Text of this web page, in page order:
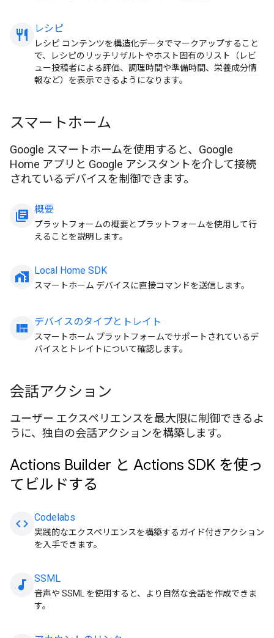
restaurant_meal
レシピ
レシピ コンテンツを構造化データでマークアップすること
で、レシピのリッチリザルトやホスト固有のリスト（レビ
ュー投稿者による評価、調理時間や準備時間、栄養成分情
報など）を表示できるようになります。
スマートホーム
Google スマートホームを使用すると、Google
Home アプリと Google アシスタントを介して接続
されているデバイスを制御できます。
library_books 概要
プラットフォームの概要とプラットフォームを使用して行
えることを説明します。
home_work Local Home SDK
スマートホーム デバイスに直接コマンドを送信します。
view_quilt デバイスのタイプとトレイト
スマートホーム プラットフォームでサポートされているデ
バイスとトレイトについて確認します。
会話アクション
ユーザー エクスペリエンスを最大限に制御できるよ
うに、独自の会話アクションを構築します。
Actions Builder と Actions SDK を使っ
てビルドする
code Codelabs
実践的なエクスペリエンスを構築するガイド付きアクション
を入手できます。
audiotrack SSML
音声や SSML を使用すると、より自然な会話を作成できま
す。